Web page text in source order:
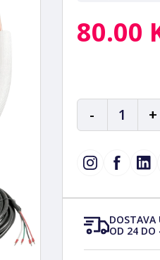
80.00
- 1 +
DOSTAVA
OD 24 DO